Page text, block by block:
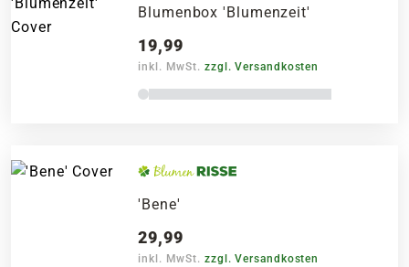
Blumenbox 'Blumenzeit'
19,99
inkl. MwSt. zzgl. Versandkosten
'Bene'
29,99
inkl. MwSt. zzgl. Versandkosten